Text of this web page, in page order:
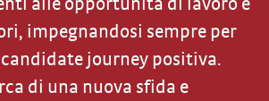
alle opportunità di lavoro e
impegnandosi sempre per
journey positiva.
di una nuova sfida e